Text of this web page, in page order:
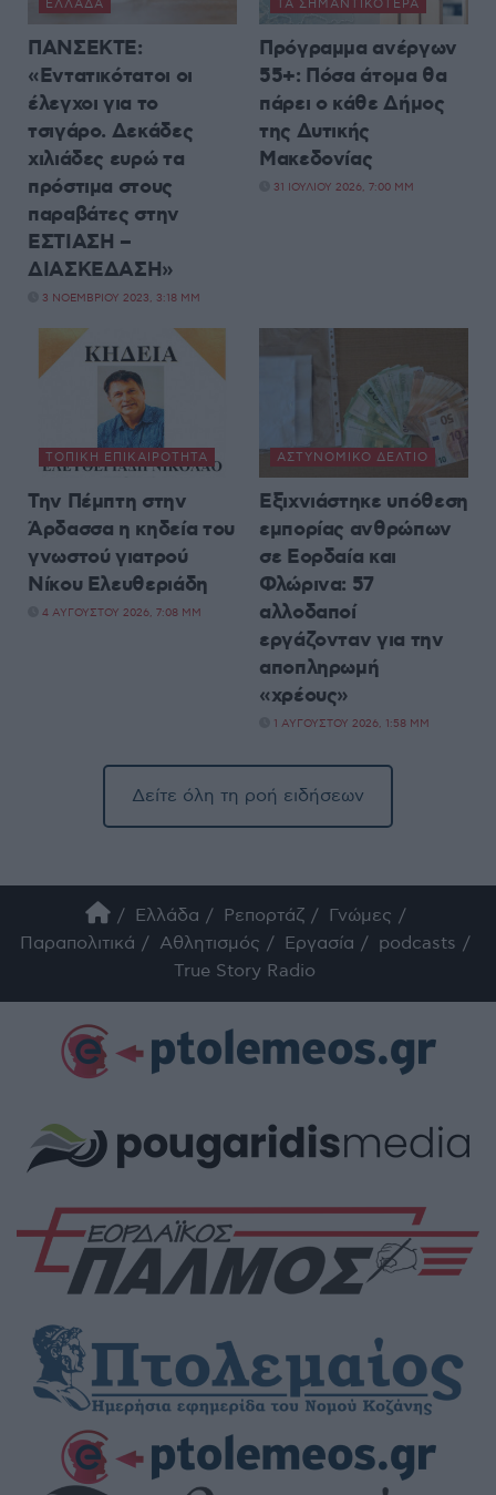
ΕΛΛΆΔΑ
ΠΑΝΣΕΚΤΕ:
«Εντατικότατοι οι
έλεγχοι για το
τσιγάρο. Δεκάδες
χιλιάδες ευρώ τα
πρόστιμα στους
παραβάτες στην
ΕΣΤΙΑΣΗ –
ΔΙΑΣΚΕΔΑΣΗ»
3 ΝΟΕΜΒΡΊΟΥ 2023, 3:18 ΜΜ
ΤΑ ΣΗΜΑΝΤΙΚΟΤΕΡΑ
Πρόγραμμα ανέργων
55+: Πόσα άτομα θα
πάρει ο κάθε Δήμος
της Δυτικής
Μακεδονίας
31 ΙΟΥΛΊΟΥ 2026, 7:00 ΜΜ
ΤΟΠΙΚΉ ΕΠΙΚΑΙΡΌΤΗΤΑ
Την Πέμπτη στην
Άρδασσα η κηδεία του
γνωστού γιατρού
Νίκου Ελευθεριάδη
4 ΑΥΓΟΎΣΤΟΥ 2026, 7:08 ΜΜ
ΑΣΤΥΝΟΜΙΚΌ ΔΕΛΤΊΟ
Εξιχνιάστηκε υπόθεση
εμπορίας ανθρώπων
σε Εορδαία και
Φλώρινα: 57
αλλοδαποί
εργάζονταν για την
αποπληρωμή
«χρέους»
1 ΑΥΓΟΎΣΤΟΥ 2026, 1:58 ΜΜ
Δείτε όλη τη ροή ειδήσεων
Ελλάδα Ρεπορτάζ
Γνώμες
Παραπολιτικά
Αθλητισμός Εργασία
podcasts
True Story Radio